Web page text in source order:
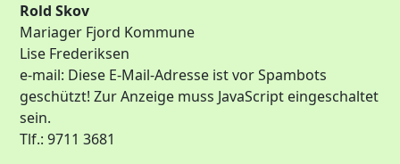
Rold Skov
Mariager Fjord Kommune
Lise Frederiksen
e-mail: Diese E-Mail-Adresse ist vor Spambots
geschützt! Zur Anzeige muss JavaScript eingeschaltet
sein.
Tlf.: 9711 3681